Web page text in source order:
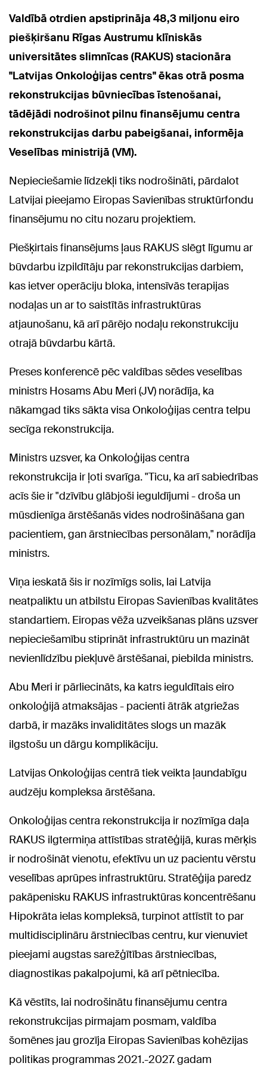
Valdībā otrdien apstiprināja 48,3 miljonu eiro
piešķiršanu Rīgas Austrumu klīniskās
universitātes slimnīcas (RAKUS) stacionāra
"Latvijas Onkoloģijas centrs" ēkas otrā posma
rekonstrukcijas būvniecības īstenošanai,
tādējādi nodrošinot pilnu finansējumu centra
rekonstrukcijas darbu pabeigšanai, informēja
Veselības ministrijā (VM).
Nepieciešamie līdzekļi tiks nodrošināti, pārdalot
Latvijai pieejamo Eiropas Savienības struktūrfondu
finansējumu no citu nozaru projektiem.
Piešķirtais finansējums ļaus RAKUS slēgt līgumu ar
būvdarbu izpildītāju par rekonstrukcijas darbiem,
kas ietver operāciju bloka, intensīvās terapijas
nodaļas un ar to saistītās infrastruktūras
atjaunošanu, kā arī pārējo nodaļu rekonstrukciju
otrajā būvdarbu kārtā.
Preses konferencē pēc valdības sēdes veselības
ministrs Hosams Abu Meri (JV) norādīja, ka
nākamgad tiks sākta visa Onkoloģijas centra telpu
secīga rekonstrukcija.
Ministrs uzsver, ka Onkoloģijas centra
rekonstrukcija ir ļoti svarīga. "Ticu, ka arī sabiedrības
acīs šie ir "dzīvību glābjoši ieguldījumi - droša un
mūsdienīga ārstēšanās vides nodrošināšana gan
pacientiem, gan ārstniecības personālam," norādīja
ministrs.
Viņa ieskatā šis ir nozīmīgs solis, lai Latvija
neatpaliktu un atbilstu Eiropas Savienības kvalitātes
standartiem. Eiropas vēža uzveikšanas plāns uzsver
nepieciešamību stiprināt infrastruktūru un mazināt
nevienlīdzību piekļuvē ārstēšanai, piebilda ministrs.
Abu Meri ir pārliecināts, ka katrs ieguldītais eiro
onkoloģijā atmaksājas - pacienti ātrāk atgriežas
darbā, ir mazāks invaliditātes slogs un mazāk
ilgstošu un dārgu komplikāciju.
Latvijas Onkoloģijas centrā tiek veikta ļaundabīgu
audzēju kompleksa ārstēšana.
Onkoloģijas centra rekonstrukcija ir nozīmīga daļa
RAKUS ilgtermiņa attīstības stratēģijā, kuras mērķis
ir nodrošināt vienotu, efektīvu un uz pacientu vērstu
veselības aprūpes infrastruktūru. Stratēģija paredz
pakāpenisku RAKUS infrastruktūras koncentrēšanu
Hipokrāta ielas kompleksā, turpinot attīstīt to par
multidisciplināru ārstniecības centru, kur vienuviet
pieejami augstas sarežģītības ārstniecības,
diagnostikas pakalpojumi, kā arī pētniecība.
Kā vēstīts, lai nodrošinātu finansējumu centra
rekonstrukcijas pirmajam posmam, valdība
šomēnes jau grozīja Eiropas Savienības kohēzijas
politikas programmas 2021.-2027. gadam